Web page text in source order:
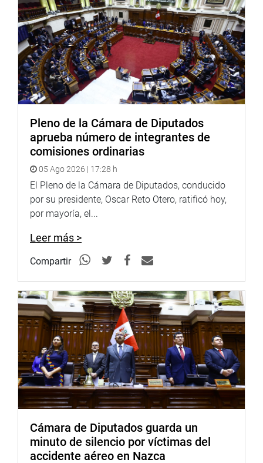
destina 6161 millones para la actividad agropecuaria, que
permitirá el fortalecimiento de su competitividad, recursos
que se destinarán al financiamiento de las inversiones de
la infraestructura agrícola, el acceso al financiamiento
agrario a través del Fondo Agroperú para la elaboración
de planes de negocio y de reconversión productiva.
Asimismo, se ha puesto especial atención con
pobreza y la protección social, vivienda digna, promoción
de empleo y productividad, transportes y comunicaciones
y mantenimiento de vías nacionales y de la banda ancha,
entre otros.
Para los gobiernos regionales y locales además de los 57
123 millones se tiene previsto la asignación de 8822
necesidades en materia de salud, educación,
mantenimiento de vías y la continuidad de inversiones
estratégicas
DETALLES DEL PRESUPUESTO 2022
En su intervención, el ministro de Economía y Finanzas,
Pedro Francke, aseveró que la economía peruana
continuará liderando el crecimiento económico en
América Latina en los próximos años, con una proyección
de 4,3 % entre el 2022 y el 2025.
En cuanto a un presupuesto descentralizado, indicó que
para los gobiernos regionales el PIA 2022 muestra un
incremento de S/ 1,592 millones en comparación con el
2021. Adicionalmente, dicho presupuesto crecerá en S/
5279 millones durante la ejecución.
Pleno de la Cámara de Diputados
aprueba número de integrantes de
comisiones ordinarias
05 Ago 2026 | 17:28 h
El Pleno de la Cámara de Diputados, conducido
por su presidente, Oscar Reto Otero, ratificó hoy,
por mayoría, el...
Leer más >
Compartir
Cámara de Diputados guarda un
minuto de silencio por víctimas del
accidente aéreo en Nazca